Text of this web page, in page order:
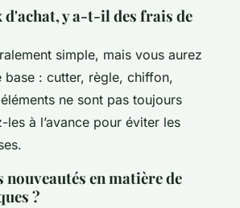
y a-t-il des frais de
simple, mais vous aurez
base : cutter, règle, chiffon,
ne sont pas toujours
à l’avance pour éviter les
nouveautés en matière de
?